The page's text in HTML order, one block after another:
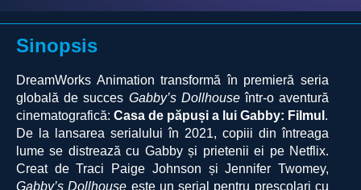
Sinopsis
DreamWorks Animation transformă în premieră seria
globală de succes Gabby’s Dollhouseîntr-o aventură
cinematografică: Casa de păpuși a lui Gabby: Filmul .
De la lansarea serialului în 2021, copiii din întreaga
lume se distrează cu Gabby și prietenii ei pe Netflix.
Creat de Traci Paige Johnson și Jennifer Twomey,
Gabby’s Dollhouse este un serial pentru preșcolari cu